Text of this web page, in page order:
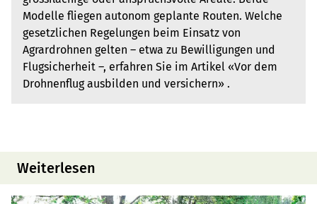
Modelle fliegen autonom geplante Routen. Welche
gesetzlichen Regelungen beim Einsatz von
Agrardrohnen gelten – etwa zu Bewilligungen und
Flugsicherheit –, erfahren Sie im Artikel «Vor dem
Drohnenflug ausbilden und versichern» .
Weiterlesen